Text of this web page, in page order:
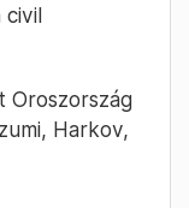
civil
Oroszország
Harkov,